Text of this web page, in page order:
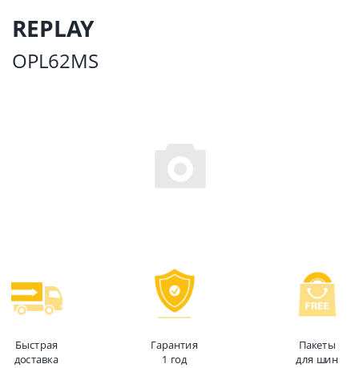
REPLAY
OPL62MS
Быстрая
доставка
Гарантия
1 год
Пакеты
для шин